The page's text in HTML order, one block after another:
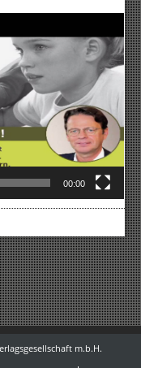
00:00
m.b.H.